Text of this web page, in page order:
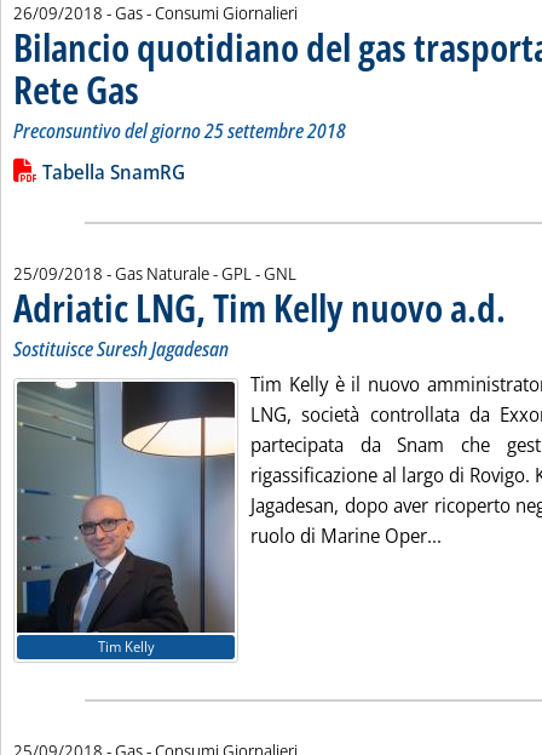
26/09/2018 - Gas - Consumi Giornalieri
Bilancio quotidiano del gas
Rete Gas . Sottotitolo: Preconsuntivo del giorno 25 settembre 2018
. Pubblicata mercoledì 26 settembre 2018 alle 12.14.
Preconsuntivo del giorno 25 settembre 2018
Leggi tutta la notizia: 'Bilancio quotidiano del gas
Lista allegati PDF alla notizia
Tabella SnamRG
25/09/2018 - Gas Naturale - GPL - GNL
Adriatic LNG, Tim Kelly nuovo a.d.
Sostituisce Suresh Jagadesan
Tim Kelly
Tim Kelly è il nuovo
LNG, società controllata da
partecipata da Snam che
rigassificazione al largo di Rovigo.
Jagadesan, dopo aver ricoperto
ruolo di Marine Oper...